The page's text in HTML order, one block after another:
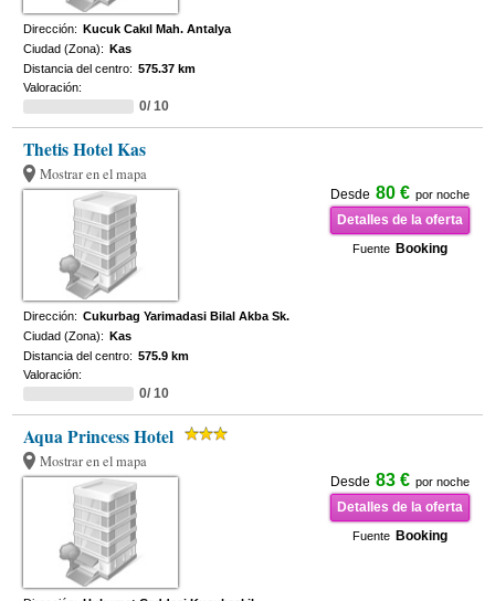
Dirección: Kucuk Cakıl Mah. Antalya
Ciudad (Zona): Kas
Distancia del centro: 575.37 km
Valoración:
0/ 10
Thetis Hotel Kas
Mostrar en el mapa
Desde 80 € por noche
Detalles de la oferta
Fuente Booking
Dirección: Cukurbag Yarimadasi Bilal Akba Sk.
Ciudad (Zona): Kas
Distancia del centro: 575.9 km
Valoración:
0/ 10
Aqua Princess Hotel
Mostrar en el mapa
Desde 83 € por noche
Detalles de la oferta
Fuente Booking